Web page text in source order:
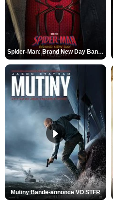
Spider-Man: Brand New Day Bande-annonce VO STFR
Mutiny Bande-annonce VO STFR